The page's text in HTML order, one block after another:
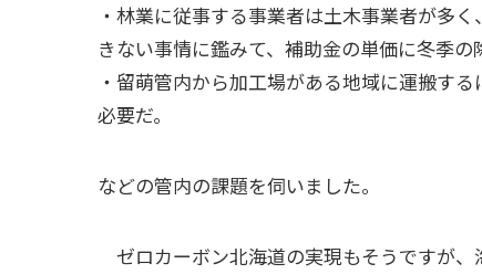
・林業に従事する事業者は土木事業者が多
きない事情に鑑みて、補助金の単価に冬季の
・留萌管内から加工場がある地域に運搬す
必要だ。
などの管内の課題を伺いました。
ゼロカーボン北海道の実現もそうですが